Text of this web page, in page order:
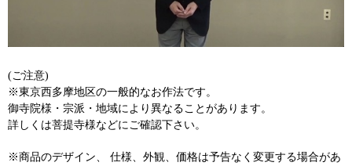
(ご注意)
※東京西多摩地区の一般的なお作法です。
御寺院様・宗派・地域により異なることがあります。
詳しくは菩提寺様などにご確認下さい。
※商品のデザイン、 仕様、外観、価格は予告なく変更する場合があ